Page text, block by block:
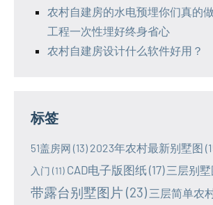
农村自建房的水电预埋你们真的
工程一次性埋好终身省心
农村自建房设计什么软件好用？
标签
51盖房网 (13) 2023年农村最新别墅图
入门 (11) CAD电子版图纸 (17) 三层别
带露台别墅图片 (23) 三层简单农